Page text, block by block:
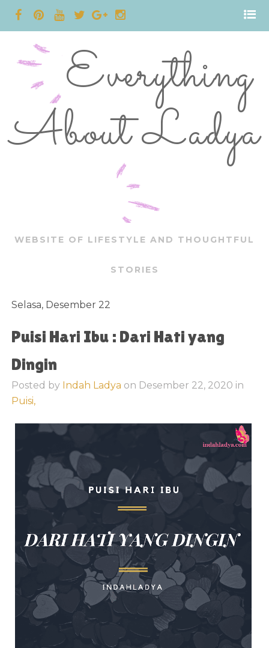
Everything
About Ladya
WEBSITE OF LIFESTYLE AND THOUGHTFUL
STORIES
Selasa, Desember 22
Puisi Hari Ibu : Dari Hati yang
Dingin
Posted by Indah Ladya on Desember 22, 2020 in
Puisi,